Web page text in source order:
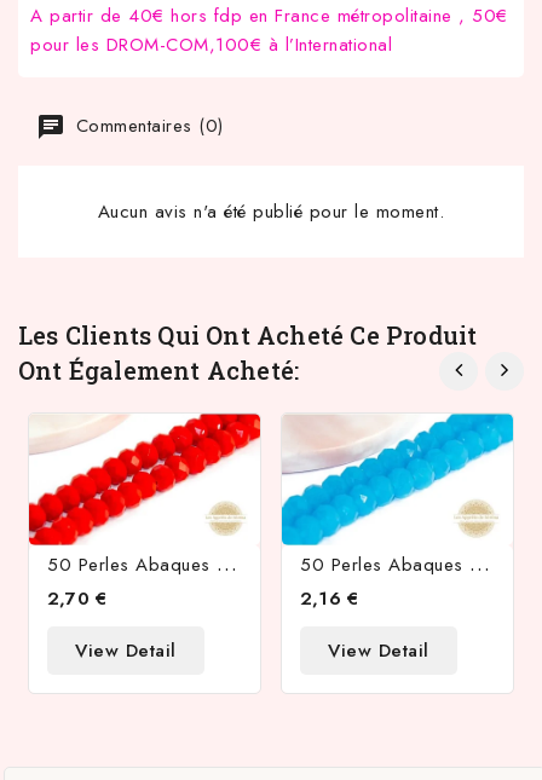
A partir de 40€ hors fdp en France métropolitaine , 50€
pour les DROM-COM,100€ à l’International
Commentaires (0)
Aucun avis n'a été publié pour le moment.
Les Clients Qui Ont Acheté Ce Produit
Ont Également Acheté:
5
0 Perles Abaques À Facettes 8x6mm Rouge
2,70 €
View Detail
5
0 Perles Abaques À Facettes 8x6mm Bleu Lagon Opale
2,16 €
View Detail